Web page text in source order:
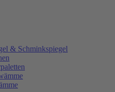
& Schminkspiegel